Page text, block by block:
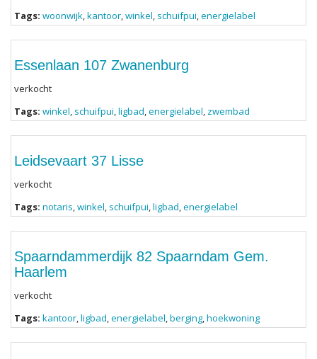
Tags: woonwijk,kantoor,winkel, schuifpui,energielabel
Essenlaan 107 Zwanenburg
verkocht
Tags: winkel, schuifpui,ligbad,energielabel, zwembad
Leidsevaart 37 Lisse
verkocht
Tags: notaris,winkel, schuifpui,ligbad,energielabel
Spaarndammerdijk 82 Spaarndam Gem.
Haarlem
verkocht
Tags: kantoor,ligbad,energielabel,berging,hoekwoning